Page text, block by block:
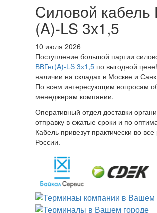
Cиловой кабель
(A)-LS 3х1,5
10 июля 2026
Поступление большой партии
ВВГнг(A)-LS 3х1,5 по выгодной
наличии на складах в Москве и
По всем интересующим вопросам
менеджерам компании.
Оперативный отдел доставки
отправку в сжатые сроки и по
Кабель привезут практически во
России.